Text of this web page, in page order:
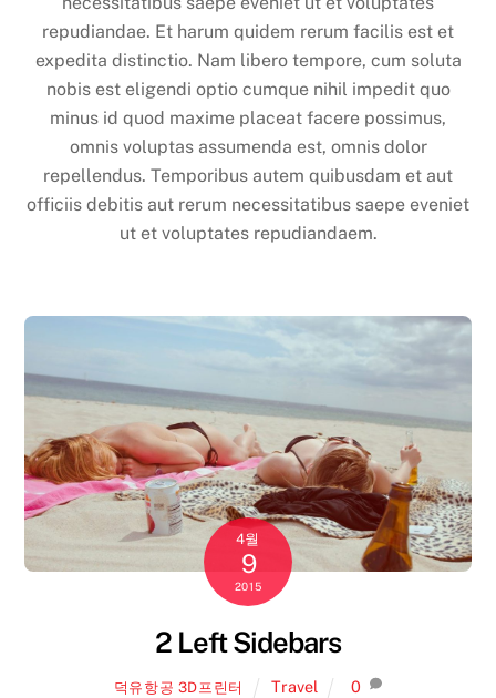
repudiandae. Et harum quidem rerum facilis est et
expedita distinctio. Nam libero tempore, cum soluta
nobis est eligendi optio cumque nihil impedit quo
minus id quod maxime placeat facere possimus,
omnis voluptas assumenda est, omnis dolor
repellendus. Temporibus autem quibusdam et aut
officiis debitis aut rerum necessitatibus saepe eveniet
ut et voluptates repudiandaem.
4월
9
2015
2 Left Sidebars
덕유항공 3D프린터 Travel 0